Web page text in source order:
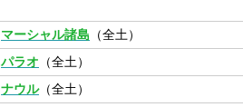
マーシャル諸島 （全土）
パラオ （全土）
ナウル（全土）